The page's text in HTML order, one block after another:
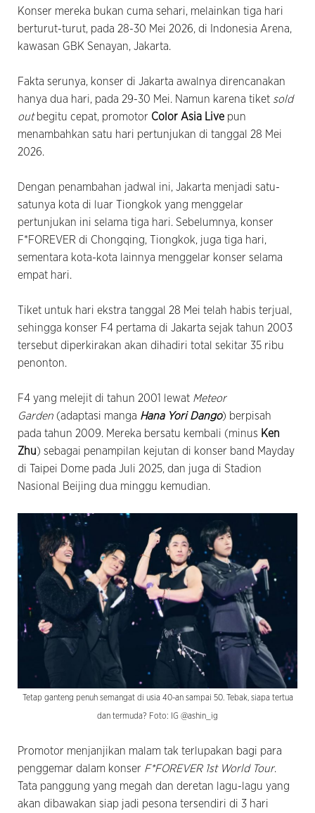
Konser mereka bukan cuma sehari, melainkan tiga hari
berturut-turut, pada 28-30 Mei 2026, di Indonesia Arena,
kawasan GBK Senayan, Jakarta.
Fakta serunya, konser di Jakarta awalnya direncanakan
hanya dua hari, pada 29-30 Mei. Namun karena tiket sold
outbegitu cepat, promotor Color Asia Live pun
menambahkan satu hari pertunjukan di tanggal 28 Mei
2026.
Dengan penambahan jadwal ini, Jakarta menjadi satu-
satunya kota di luar Tiongkok yang menggelar
pertunjukan ini selama tiga hari. Sebelumnya, konser
F*FOREVER di Chongqing, Tiongkok, juga tiga hari,
sementara kota-kota lainnya menggelar konser selama
empat hari.
Tiket untuk hari ekstra tanggal 28 Mei telah habis terjual,
sehingga konser F4 pertama di Jakarta sejak tahun 2003
tersebut diperkirakan akan dihadiri total sekitar 35 ribu
penonton.
F4 yang melejit di tahun 2001 lewat Meteor
Garden (adaptasi manga Hana Yori Dango) berpisah
pada tahun 2009. Mereka bersatu kembali (minus Ken
Zhu) sebagai penampilan kejutan di konser band Mayday
di Taipei Dome pada Juli 2025, dan juga di Stadion
Nasional Beijing dua minggu kemudian.
Tetap ganteng penuh semangat di usia 40-an sampai 50. Tebak, siapa tertua
dan termuda? Foto: IG @ashin_ig
Promotor menjanjikan malam tak terlupakan bagi para
penggemar dalam konser F*FOREVER 1st World Tour.
Tata panggung yang megah dan deretan lagu-lagu yang
akan dibawakan siap jadi pesona tersendiri di 3 hari